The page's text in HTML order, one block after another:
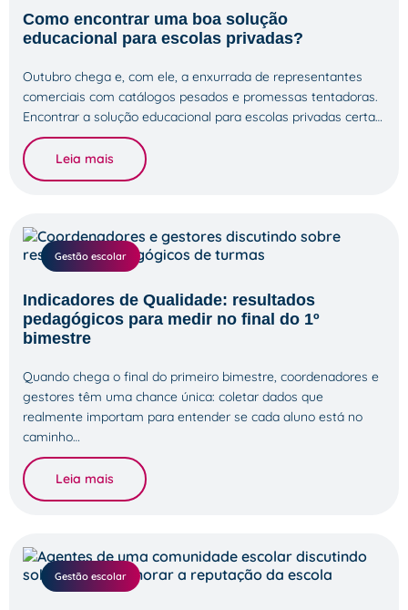
Como encontrar uma boa solução
educacional para escolas privadas?
Outubro chega e, com ele, a enxurrada de representantes
comerciais com catálogos pesados e promessas tentadoras.
Encontrar a solução educacional para escolas privadas certa…
Leia mais
Gestão escolar
Indicadores de Qualidade: resultados
pedagógicos para medir no final do 1º
bimestre
Quando chega o final do primeiro bimestre, coordenadores e
gestores têm uma chance única: coletar dados que
realmente importam para entender se cada aluno está no
caminho…
Leia mais
Gestão escolar